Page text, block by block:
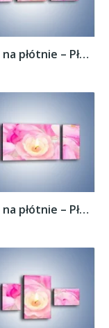
Obraz na płótnie – Pływająca różana...
Obraz na płótnie – Pływająca różana...